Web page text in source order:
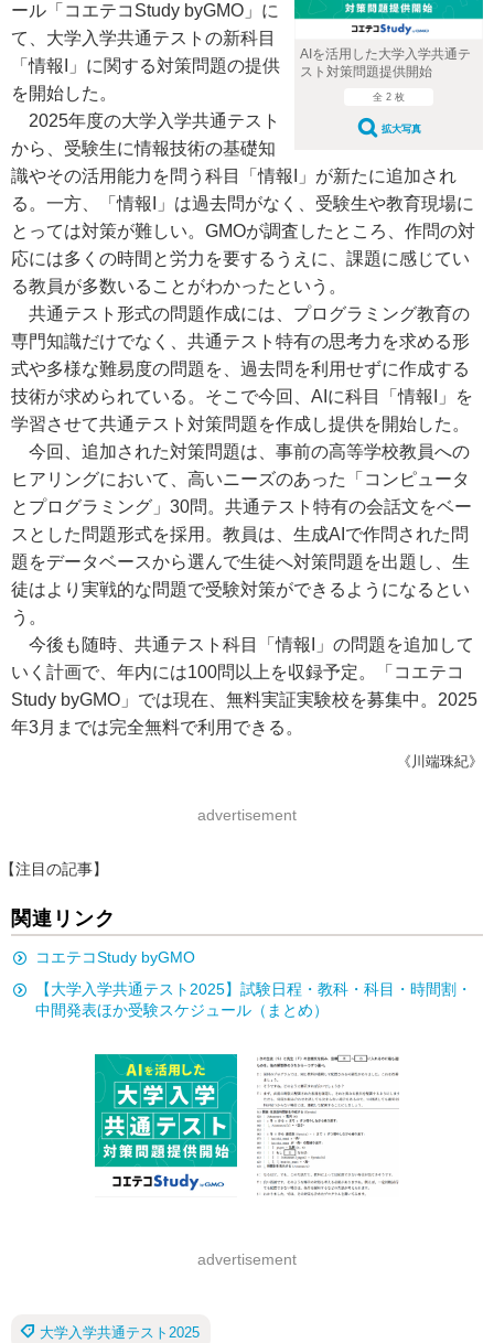
AIを活用した大学入学共通テ
スト対策問題提供開始
全 2 枚
拡大写真
ール「コエテコStudy byGMO」に
て、大学入学共通テストの新科目
「情報I」に関する対策問題の提供
を開始した。
2025年度の大学入学共通テスト
から、受験生に情報技術の基礎知
識やその活用能力を問う科目「情報I」が新たに追加され
る。一方、「情報I」は過去問がなく、受験生や教育現場に
とっては対策が難しい。GMOが調査したところ、作問の対
応には多くの時間と労力を要するうえに、課題に感じてい
る教員が多数いることがわかったという。
共通テスト形式の問題作成には、プログラミング教育の
専門知識だけでなく、共通テスト特有の思考力を求める形
式や多様な難易度の問題を、過去問を利用せずに作成する
技術が求められている。そこで今回、AIに科目「情報I」を
学習させて共通テスト対策問題を作成し提供を開始した。
今回、追加された対策問題は、事前の高等学校教員への
ヒアリングにおいて、高いニーズのあった「コンピュータ
とプログラミング」30問。共通テスト特有の会話文をベー
スとした問題形式を採用。教員は、生成AIで作問された問
題をデータベースから選んで生徒へ対策問題を出題し、生
徒はより実戦的な問題で受験対策ができるようになるとい
う。
今後も随時、共通テスト科目「情報I」の問題を追加して
いく計画で、年内には100問以上を収録予定。「コエテコ
Study byGMO」では現在、無料実証実験校を募集中。2025
年3月までは完全無料で利用できる。
《川端珠紀》
advertisement
【注目の記事】
関連リンク
コエテコStudy byGMO
【大学入学共通テスト2025】試験日程・教科・科目・時間割・
中間発表ほか受験スケジュール（まとめ）
advertisement
大学入学共通テスト2025